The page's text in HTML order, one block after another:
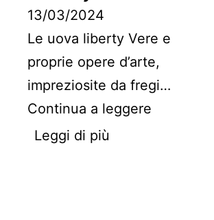
13/03/2024
Le uova liberty Vere e
proprie opere d’arte,
impreziosite da fregi…
Continua a leggere
Leggi di più